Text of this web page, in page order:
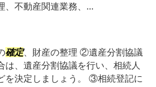
、不動産関連業務、...
確定、財産の整理 ②遺産分割協議
は、遺産分割協議を行い、相続人
を決定しましょう。 ③相続登記に